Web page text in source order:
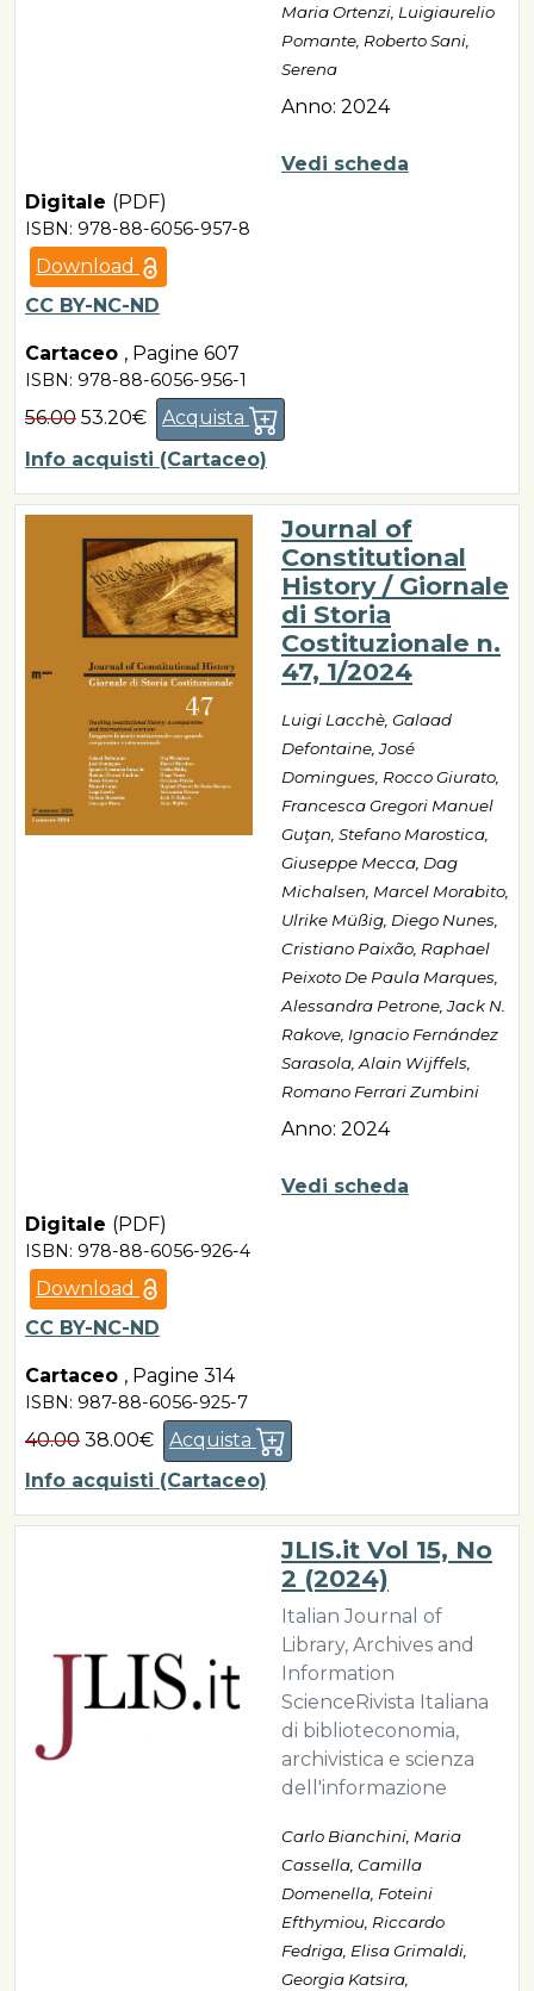
Maria Ortenzi, Luigiaurelio
Pomante, Roberto Sani,
Serena
Anno: 2024
Vedi scheda
Digitale (PDF)
ISBN: 978-88-6056-957-8
Download
CC BY-NC-ND
Cartaceo , Pagine 607
ISBN: 978-88-6056-956-1
56.00 53.20€
Acquista
Info acquisti (Cartaceo)
Journal of
Constitutional
History / Giornale
di Storia
Costituzionale n.
47, 1/2024
Luigi Lacchè, Galaad
Defontaine, José
Domingues, Rocco Giurato,
Francesca Gregori Manuel
Guţan, Stefano Marostica,
Giuseppe Mecca, Dag
Michalsen, Marcel Morabito,
Ulrike Müßig, Diego Nunes,
Cristiano Paixão, Raphael
Peixoto De Paula Marques,
Alessandra Petrone, Jack N.
Rakove, Ignacio Fernández
Sarasola, Alain Wijffels,
Romano Ferrari Zumbini
Anno: 2024
Vedi scheda
Digitale (PDF)
ISBN: 978-88-6056-926-4
Download
CC BY-NC-ND
Cartaceo , Pagine 314
ISBN: 987-88-6056-925-7
40.00 38.00€
Acquista
Info acquisti (Cartaceo)
JLIS.it Vol 15, No
2 (2024)
Italian Journal of
Library, Archives and
Information
ScienceRivista Italiana
di biblioteconomia,
archivistica e scienza
dell'informazione
Carlo Bianchini, Maria
Cassella, Camilla
Domenella, Foteini
Efthymiou, Riccardo
Fedriga, Elisa Grimaldi,
Georgia Katsira,